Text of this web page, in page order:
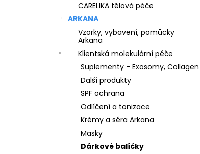
CARELIKA tělová péče
ARKANA
Vzorky, vybavení, pomůcky
Arkana
Klientská molekulární péče
Suplementy - Exosomy, Collagen
Další produkty
SPF ochrana
Odlíčení a tonizace
Krémy a séra Arkana
Masky
Dárkové balíčky